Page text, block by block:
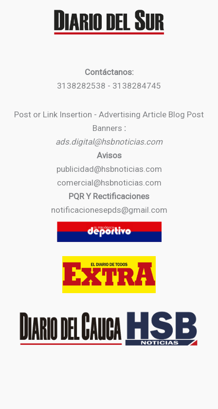
Contáctanos:
3138282538 - 3138284745
Post or Link Insertion - Advertising Article Blog Post
Banners :
ads.digital@hsbnoticias.com
Avisos
publicidad@hsbnoticias.com
comercial@hsbnoticias.com
PQR Y Rectificaciones
notificacionesepds@gmail.com